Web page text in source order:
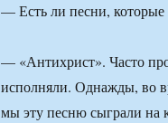
— Есть ли песни, которые
— «Антихрист». Часто
исполняли. Однажды, во
мы эту песню сыграли на